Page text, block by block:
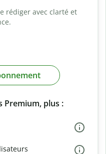
rédiger avec clarté et
Premium, plus :